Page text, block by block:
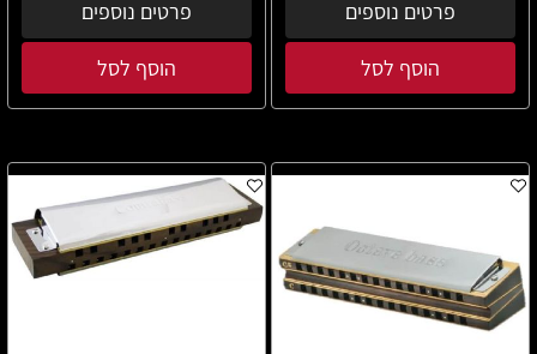
פרטים נוספים
הוסף לסל
פרטים נוספים
הוסף לסל